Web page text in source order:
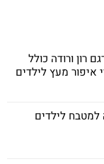
רון ורודה כולל
איפור מעץ לילדים
למטבח לילדים